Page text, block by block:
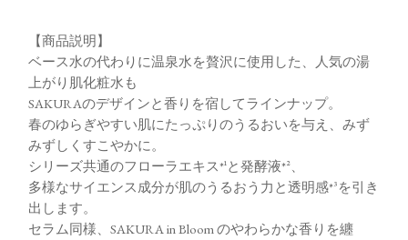
【商品説明】
ベース水の代わりに温泉水を贅沢に使用した、人気の湯
上がり肌化粧水も
SAKURAのデザインと香りを宿してラインナップ。
春のゆらぎやすい肌にたっぷりのうるおいを与え、みず
みずしくすこやかに。
シリーズ共通のフローラエキス*¹と発酵液*²、
多様なサイエンス成分が肌のうるおう力と透明感*³を引き
出します。
セラム同様、SAKURA in Bloom のやわらかな香りを纏